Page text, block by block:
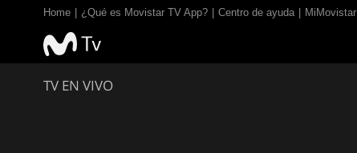
Home ¿Qué es Movistar TV App? Centro de ayuda MiMovistar
TV EN VIVO